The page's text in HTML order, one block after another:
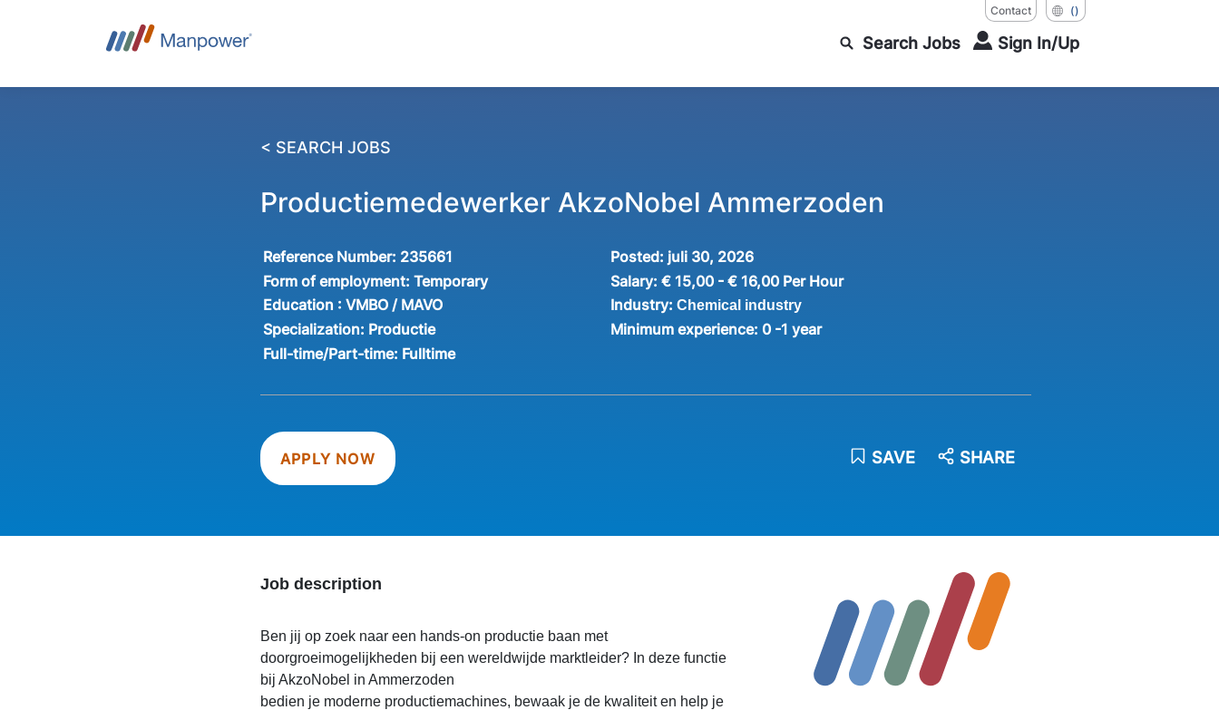
Contact ()
Search Jobs Sign In/Up
< SEARCH JOBS
Productiemedewerker AkzoNobel Ammerzoden
Reference Number: 235661 Posted: juli 30, 2026
Form of employment:Temporary Salary: € 15,00 - € 16,00 Per Hour
Education : VMBO / MAVO Industry: Chemical industry
Specialization: Productie Minimum experience: 0 -1 year
Full-time/Part-time: Fulltime
APPLY NOW SAVE SHARE
Job description
Ben jij op zoek naar een hands-on productie baan met
doorgroeimogelijkheden bij een wereldwijde marktleider? In deze functie
bij AkzoNobel in Ammerzoden
bedien je moderne productiemachines, bewaak je de kwaliteit en help je